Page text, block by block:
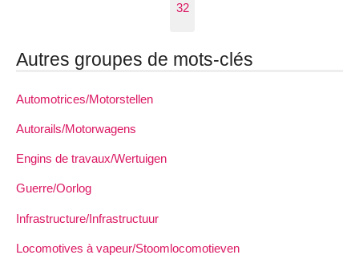
32
Autres groupes de mots-clés
Automotrices/Motorstellen
Autorails/Motorwagens
Engins de travaux/Wertuigen
Guerre/Oorlog
Infrastructure/Infrastructuur
Locomotives à vapeur/Stoomlocomotieven